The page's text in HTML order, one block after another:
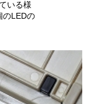
いる様
のLEDの